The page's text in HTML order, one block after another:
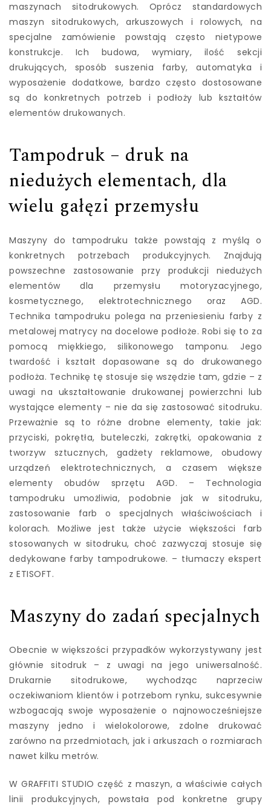
maszynach sitodrukowych. Oprócz standardowych
maszyn sitodrukowych, arkuszowych i rolowych, na
specjalne zamówienie powstają często nietypowe
konstrukcje. Ich budowa, wymiary, ilość sekcji
drukujących, sposób suszenia farby, automatyka i
wyposażenie dodatkowe, bardzo często dostosowane
są do konkretnych potrzeb i podłoży lub kształtów
elementów drukowanych.
Tampodruk – druk na
niedużych elementach, dla
wielu gałęzi przemysłu
Maszyny do tampodruku także powstają z myślą o
konkretnych potrzebach produkcyjnych. Znajdują
powszechne zastosowanie przy produkcji niedużych
elementów dla przemysłu motoryzacyjnego,
kosmetycznego, elektrotechnicznego oraz AGD.
Technika tampodruku polega na przeniesieniu farby z
metalowej matrycy na docelowe podłoże. Robi się to za
pomocą miękkiego, silikonowego tamponu. Jego
twardość i kształt dopasowane są do drukowanego
podłoża. Technikę tę stosuje się wszędzie tam, gdzie – z
uwagi na ukształtowanie drukowanej powierzchni lub
wystające elementy – nie da się zastosować sitodruku.
Przeważnie są to różne drobne elementy, takie jak:
przyciski, pokrętła, buteleczki, zakrętki, opakowania z
tworzyw sztucznych, gadżety reklamowe, obudowy
urządzeń elektrotechnicznych, a czasem większe
elementy obudów sprzętu AGD. – Technologia
tampodruku umożliwia, podobnie jak w sitodruku,
zastosowanie farb o specjalnych właściwościach i
kolorach. Możliwe jest także użycie większości farb
stosowanych w sitodruku, choć zazwyczaj stosuje się
dedykowane farby tampodrukowe. – tłumaczy ekspert
z ETISOFT.
Maszyny do zadań specjalnych
Obecnie w większości przypadków wykorzystywany jest
głównie sitodruk – z uwagi na jego uniwersalność.
Drukarnie sitodrukowe, wychodząc naprzeciw
oczekiwaniom klientów i potrzebom rynku, sukcesywnie
wzbogacają swoje wyposażenie o najnowocześniejsze
maszyny jedno i wielokolorowe, zdolne drukować
zarówno na przedmiotach, jak i arkuszach o rozmiarach
nawet kilku metrów.
W GRAFFITI STUDIO część z maszyn, a właściwie całych
linii produkcyjnych, powstała pod konkretne grupy